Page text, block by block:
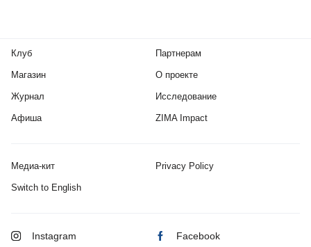
Клуб
Магазин
Журнал
Афиша
Партнерам
О проекте
Исследование
ZIMA Impact
Медиа-кит Privacy Policy
Switch to English
Instagram Facebook